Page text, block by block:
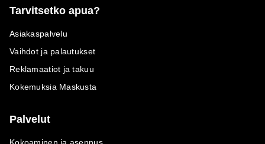
Tarvitsetko apua?
Asiakaspalvelu
Vaihdot ja palautukset
Reklamaatiot ja takuu
Kokemuksia Maskusta
Palvelut